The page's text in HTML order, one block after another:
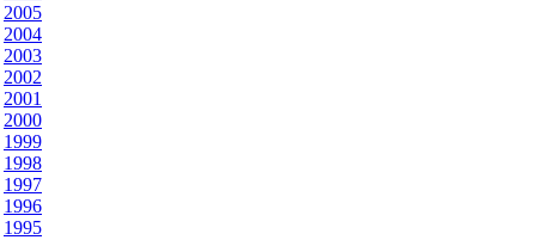
2005
2004
2003
2002
2001
2000
1999
1998
1997
1996
1995